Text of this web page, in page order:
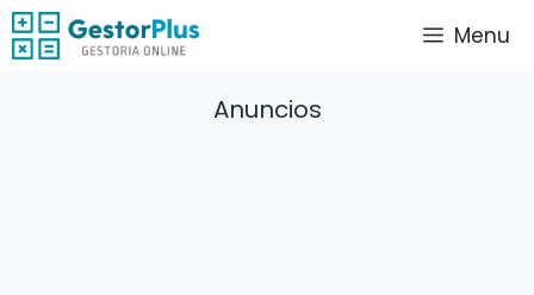
Saltar
al
Menu
Anuncios